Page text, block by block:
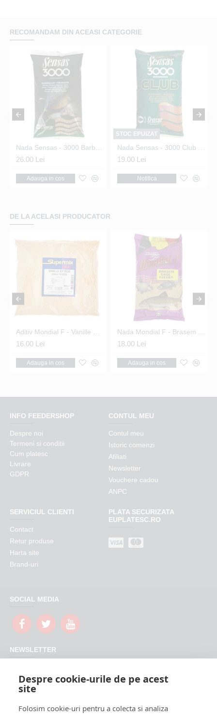
RECOMANDAM DIN ACEASI CATEGORIE
26.00 Lei
Adauga in cos
STOC EPUIZAT
19.00 Lei
Notifica
DE LA ACELASI PRODUCATOR
16.00 Lei
Adauga in cos
18.00 Lei
Adauga in cos
INFO FEEDERSHOP
Despre noi
Termeni si conditii
Cum platesc
Livrare
GDPR
CONTUL MEU
Contul meu
Istoric comenzi
Afiliati
Newsletter
Vouchere cadou
ANPC
SERVICIUL CLIENTI
Contact
Retur produse
Harta site
Brand-uri
PLATA SECURIZATA
EUPLATESC.RO
SOCIAL MEDIA
NEWSLETTER
FeederShop
CAPTCHA
Despre cookie-urile de pe acest
site
Folosim cookie-uri pentru a colecta si analiza